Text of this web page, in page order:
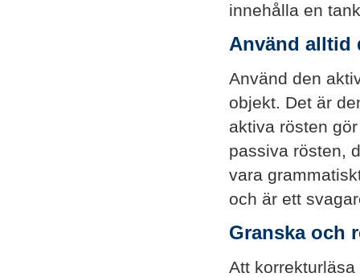
innehålla en
Använd alltid
Använd den
objekt. Det är
aktiva rösten
passiva rösten,
vara
och är ett
Granska och
Att